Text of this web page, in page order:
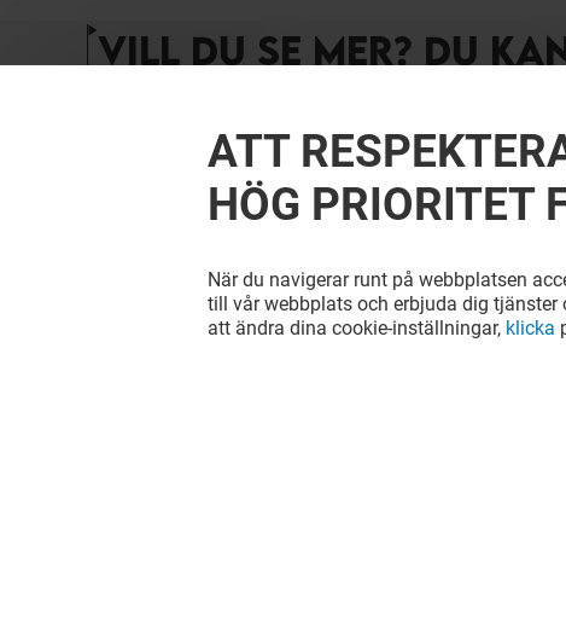
VILL DU SE MER? DU
ATT
HÖG PRIORITET
När du navigerar runt på webbplatsen
till vår webbplats och erbjuda dig
att ändra dina cookie-inställningar, klicka